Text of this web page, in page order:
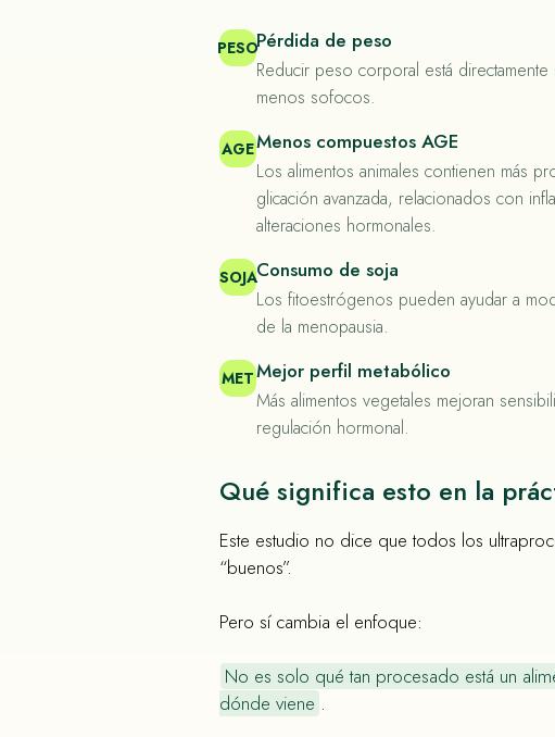
PESOPérdida de peso
Reducir peso corporal está
menos sofocos.
AGEMenos compuestos AGE
Los alimentos animales contienen más
glicación avanzada, relacionados con
alteraciones hormonales.
SOJAConsumo de soja
Los fitoestrógenos pueden ayudar a
de la menopausia.
METMejor perfil metabólico
Más alimentos vegetales mejoran
regulación hormonal.
Qué significa esto en la
Este estudio no dice que todos los
“buenos”.
Pero sí cambia el enfoque:
No es solo qué tan procesado está un
dónde viene .